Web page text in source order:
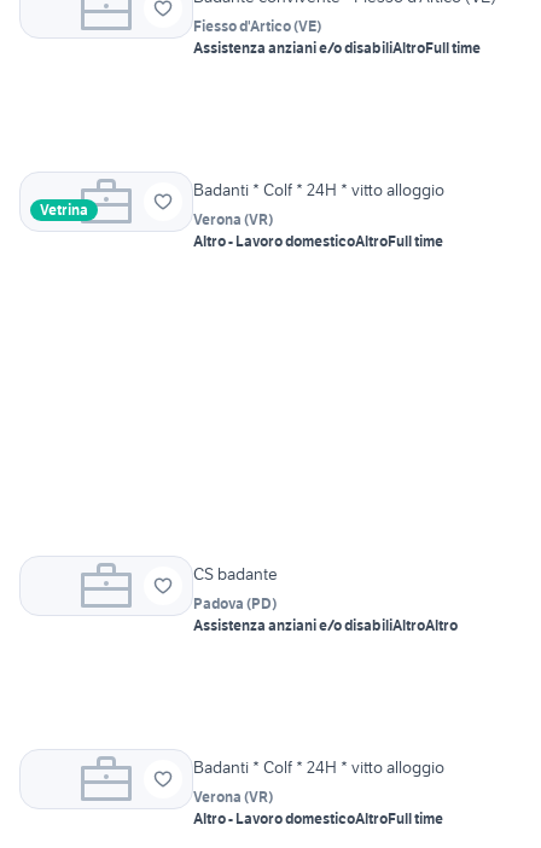
Fiesso d'Artico(VE)
Assistenza anziani e/o disabiliAltroFull time
Vetrina
Badanti * Colf * 24H * vitto alloggio
Verona (VR)
Altro - Lavoro domesticoAltroFull time
CS badante
Padova (PD)
Assistenza anziani e/o disabiliAltroAltro
Badanti * Colf * 24H * vitto alloggio
Verona (VR)
Altro - Lavoro domesticoAltroFull time